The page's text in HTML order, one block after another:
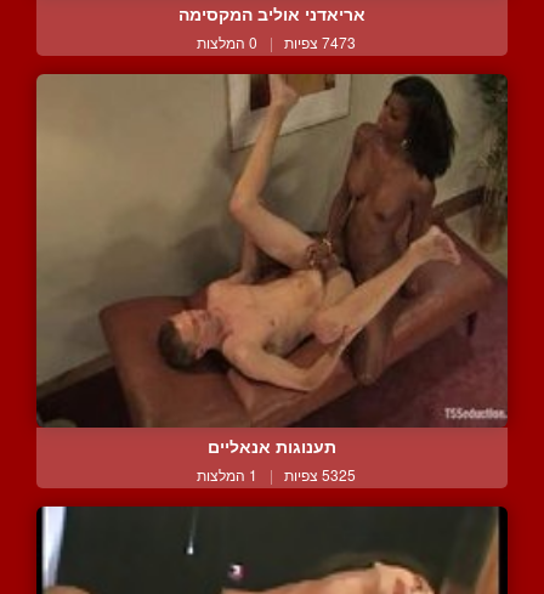
אריאדני אוליב המקסימה
7473 צפיות | 0 המלצות
תענוגות אנאליים
5325 צפיות | 1 המלצות